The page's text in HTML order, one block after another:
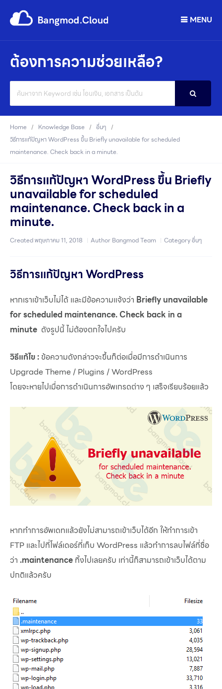
MENU
ต้องการความช่วยเหลือ?
For
Home Knowledge Base
อื่นๆ
วิธีการแก้ปัญหา WordPress ขึ้น Briefly unavailable for scheduled
maintenance. Check back in a minute.
วิธีการแก้ปัญหา WordPress ขึ้น Briefly
unavailable for scheduled
maintenance. Check back in a
minute.
Createdพฤษภาคม 11, 2018 Author Bangmod Team Categoryอื่นๆ
วิธีการแก้ปัญหา WordPress
หากเราเข้าเว็บไม่ได้ และมีข้อความแจ้งว่า Briefly unavailable
for scheduled maintenance. Check back in a
minute ดังรูปนี้ ไม่ต้องตกใจไปครับ
วิธีแก้ไข : ข้อความดังกล่าวจะขึ้นก็ต่อเมื่อมีการดำเนินการ
Upgrade Theme / Plugins / WordPress
โดยจะหายไปเมื่อการดำเนินการอัพเกรดต่าง ๆ เสร็จเรียบร้อยแล้ว
หากทำการอัพเดทแล้วยังไม่สามารถเข้าเว็บได้อีก ให้ทำการเข้า
FTP และไปที่โฟล์เดอร์ที่เก็บ WordPress แล้วทำการลบไฟล์ที่ชื่อ
ว่า .maintenance ทิ้งไปเลยครับ เท่านี้ก็สามารถเข้าเว็บได้ตาม
ปกติแล้วครับ